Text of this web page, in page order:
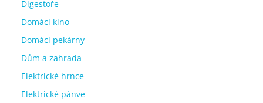
Digestoře
Domácí kino
Domácí pekárny
Dům a zahrada
Elektrické hrnce
Elektrické pánve